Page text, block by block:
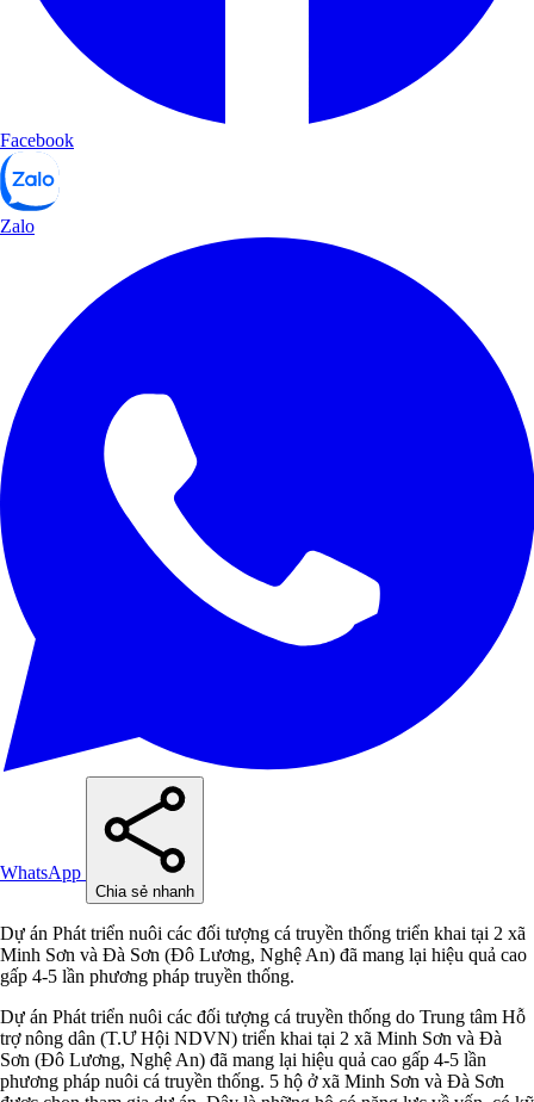
Facebook
Zalo
WhatsApp
Chia sẻ nhanh
Dự án Phát triển nuôi các đối tượng cá truyền thống triển khai tại 2 xã
Minh Sơn và Đà Sơn (Đô Lương, Nghệ An) đã mang lại hiệu quả cao
gấp 4-5 lần phương pháp truyền thống.
Dự án Phát triển nuôi các đối tượng cá truyền thống do Trung tâm Hỗ
trợ nông dân (T.Ư Hội NDVN) triển khai tại 2 xã Minh Sơn và Đà
Sơn (Đô Lương, Nghệ An) đã mang lại hiệu quả cao gấp 4-5 lần
phương pháp nuôi cá truyền thống. 5 hộ ở xã Minh Sơn và Đà Sơn